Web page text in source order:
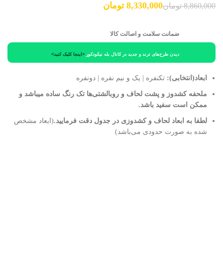
8,860,000 تومان8,330,000 تومان
ضمانت سلامت و اصالت کالا
دیدن طرح‌های ترند و جدید در کانال بله نیکودکور <اینجا کلیک کنید>
ابعاد(انتخابی): تکنفره | یک و نیم نفره | دونفره
ملحفه کشدوز و پشت لحاف و روبالشتی‌ها تک رنگ ساده میباشد و
ممکن است سفید باشد.
لطفا به ابعاد لحاف و کشدوزی در جدول دقت فرمایید.(ابعاد مشخص
شده به صورت حدودی می‌باشد)